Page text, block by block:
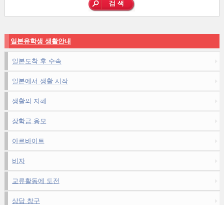
일본유학생 생활안내
일본도착 후 수속
일본에서 생활 시작
생활의 지혜
장학금 응모
아르바이트
비자
교류활동에 도전
상담 창구